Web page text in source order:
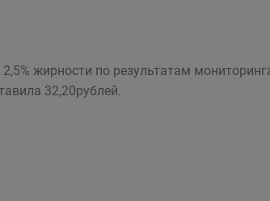
жирности по результатам
32,20рублей.